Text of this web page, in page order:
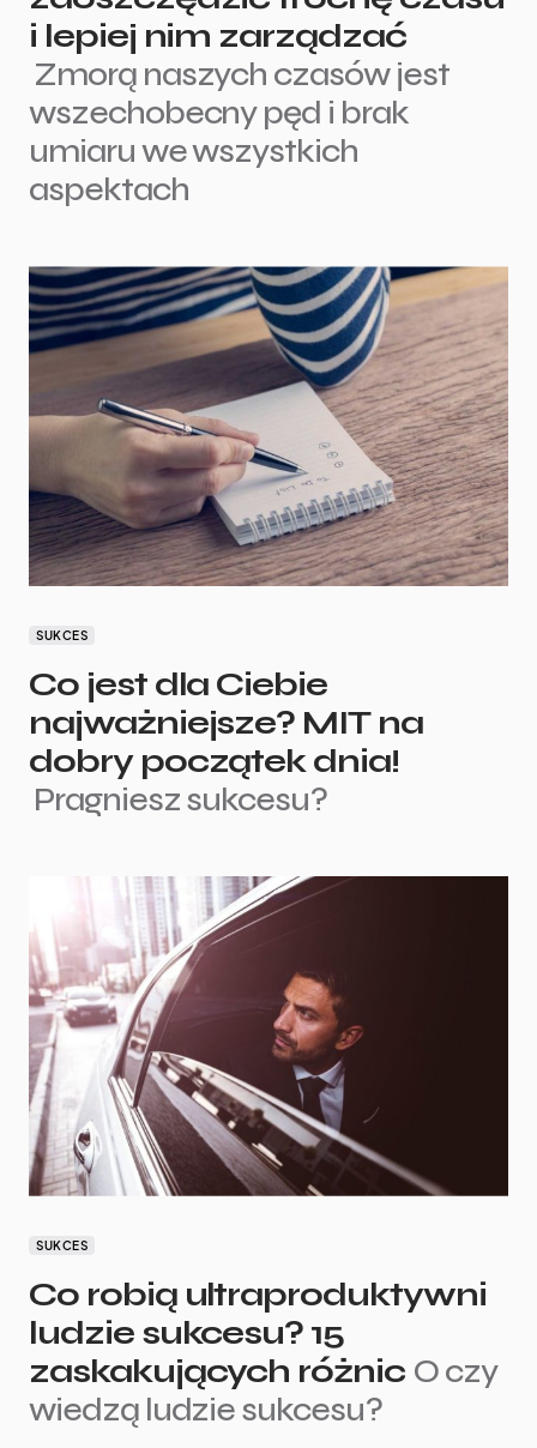
i lepiej nim zarządzać
Zmorą naszych czasów jest
wszechobecny pęd i brak
umiaru we wszystkich
aspektach
SUKCES
Co jest dla Ciebie
najważniejsze? MIT na
dobry początek dnia!
Pragniesz sukcesu?
SUKCES
Co robią ultraproduktywni
ludzie sukcesu? 15
zaskakujących różnic O czy
wiedzą ludzie sukcesu?